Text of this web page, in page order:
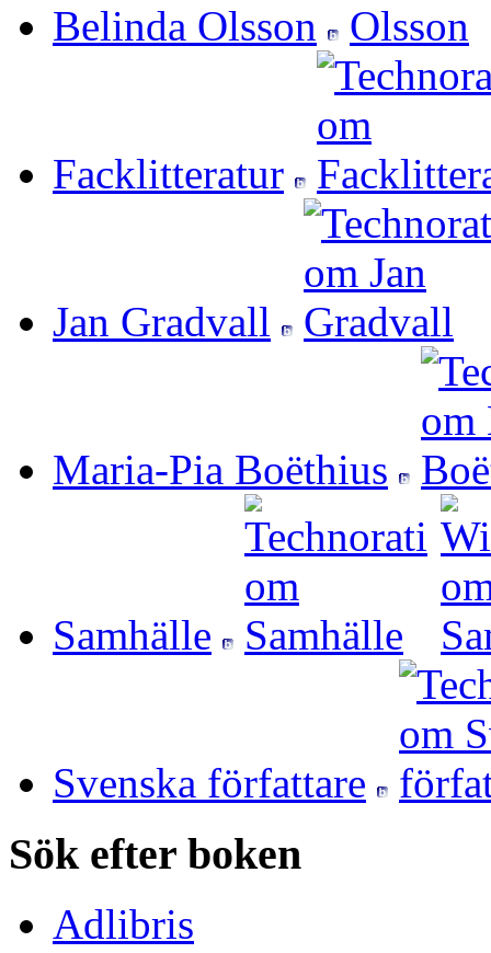
Belinda Olsson
Facklitteratur
Jan Gradvall
Maria-Pia Boëthius
Samhälle
Svenska författare
Sök efter boken
Adlibris